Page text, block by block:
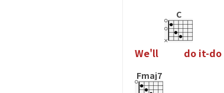
We'll
C
do it-do
Fmaj7